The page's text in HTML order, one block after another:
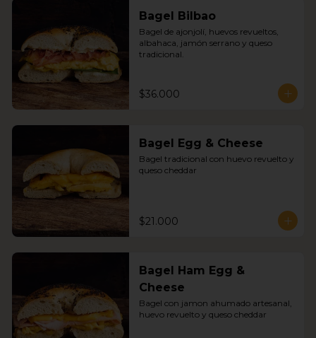
Bagel Bilbao
Bagel de ajonjolí, huevos revueltos,
albahaca, jamón serrano y queso
tradicional.
$36.000
Bagel Egg & Cheese
Bagel tradicional con huevo revuelto y
queso cheddar
$21.000
Bagel Ham Egg &
Cheese
Bagel con jamon ahumado artesanal,
huevo revuelto y queso cheddar